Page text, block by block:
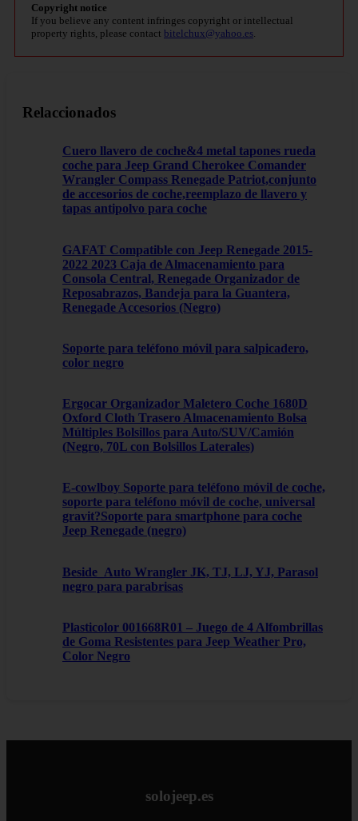
Copyright notice
If you believe any content infringes copyright or intellectual
property rights, please contact bitelchux@yahoo.es
Relaccionados
Cuero llavero de coche&4 metal tapones rueda
coche para Jeep Grand Cherokee Comander
Wrangler Compass Renegade Patriot,conjunto
de accesorios de coche,reemplazo de llavero y
tapas antipolvo para coche
GAFAT Compatible con Jeep Renegade 2015-
2022 2023 Caja de Almacenamiento para
Consola Central, Renegade Organizador de
Reposabrazos, Bandeja para la Guantera,
Renegade Accesorios (Negro)
Soporte para teléfono móvil para salpicadero,
color negro
Ergocar Organizador Maletero Coche 1680D
Oxford Cloth Trasero Almacenamiento Bolsa
Múltiples Bolsillos para Auto/SUV/Camión
(Negro, 70L con Bolsillos Laterales)
E-cowlboy Soporte para teléfono móvil de coche,
soporte para teléfono móvil de coche, universal
gravit?Soporte para smartphone para coche
Jeep Renegade (negro)
Beside_Auto Wrangler JK, TJ, LJ, YJ, Parasol
negro para parabrisas
Plasticolor 001668R01 – Juego de 4 Alfombrillas
de Goma Resistentes para Jeep Weather Pro,
Color Negro
solojeep.es